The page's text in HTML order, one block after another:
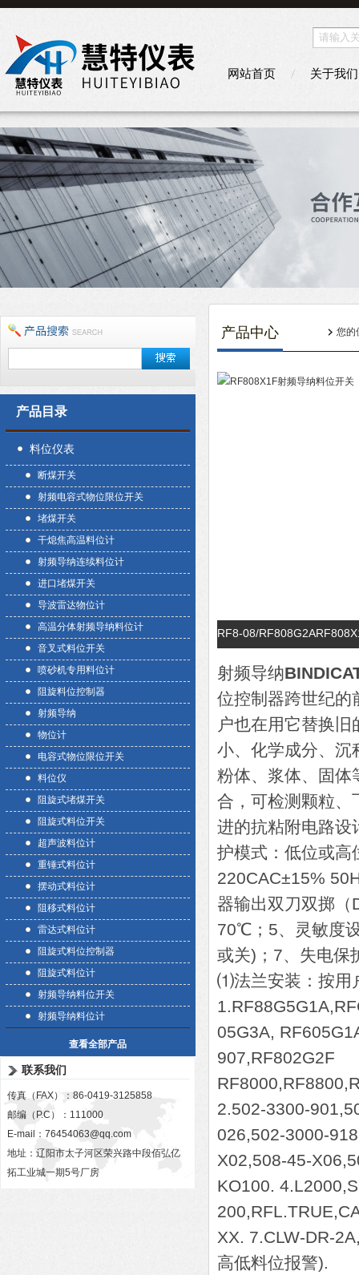
网站首页 关于我们
产品目录
料位仪表
断煤开关
射频电容式物位限位开关
堵煤开关
干熄焦高温料位计
射频导纳连续料位计
进口堵煤开关
导波雷达物位计
高温分体射频导纳料位计
音叉式料位开关
喷砂机专用料位计
阻旋料位控制器
射频导纳
物位计
电容式物位限位开关
料位仪
阻旋式堵煤开关
阻旋式料位开关
超声波料位计
重锤式料位计
摆动式料位计
阻移式料位计
雷达式料位计
阻旋式料位控制器
阻旋式料位计
射频导纳料位开关
射频导纳料位计
查看全部产品
联系我们
传真（FAX）：86-0419-3125858
邮编（P.C）：111000
E-mail： 76454063@qq.com
地址：辽阳市太子河区荣兴路中段佰弘亿
拓工业城一期5号厂房
产品中心 您的
RF8-08/
射频导纳
位控制器跨世纪的
户也在用它替换
小、化学成分、沉
粉体、浆体、固体
合，可检测颗粒、
进的抗粘附电路设
护模式：低位或高
220CAC±15%
器输出双刀双掷（
70℃；5、灵敏度
或关)；7、失电保
⑴法兰安装：按用
05G3A,
907,RF802G2F
2.502-3300-
026,502-3000-
X02,508-45-
KO100.
XX. 7.CLW-DR-
高低料位报警).